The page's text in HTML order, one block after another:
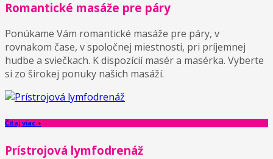
Romantické masáže pre páry
Ponúkame Vám romantické masáže pre páry, v
rovnakom čase, v spoločnej miestnosti, pri príjemnej
hudbe a sviečkach. K dispozícií masér a masérka. Vyberte
si zo širokej ponuky našich masáží.
Čítaj viac +
Prístrojová lymfodrenáž